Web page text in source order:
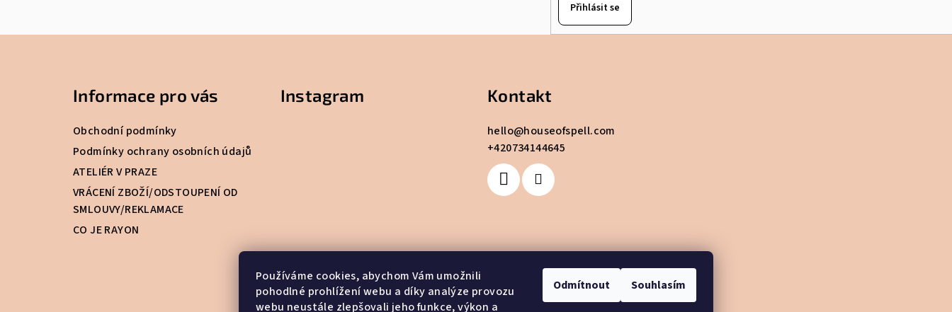
Používáme cookies, abychom Vám umožnili
pohodlné prohlížení webu a díky analýze provozu
webu neustále zlepšovali jeho funkce, výkon a
Odmítnout Souhlasím
Přihlásit se
Informace pro vás
Obchodní podmínky
Podmínky ochrany osobních údajů
ATELIÉR V PRAZE
VRÁCENÍ ZBOŽÍ/ODSTOUPENÍ OD
SMLOUVY/REKLAMACE
CO JE RAYON
Instagram Kontakt
hello@houseofspell.com
+420734144645